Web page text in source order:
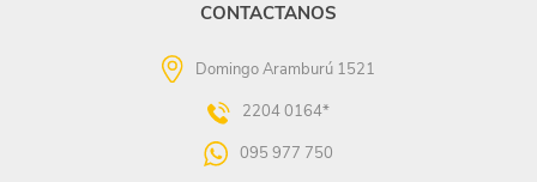
CONTACTANOS
Domingo Aramburú 1521
2204 0164*
095 977 750